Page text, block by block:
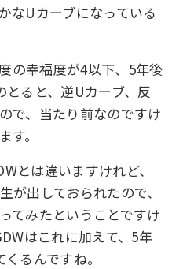
なUカーブになっている
の幸福度が4以下、5年後
ると、逆Uカーブ、反
で、当たり前なのですけ
。
とは違いますけれど、
が出しておられたので、
てみたということですけ
はこれに加えて、5年
るんですね。